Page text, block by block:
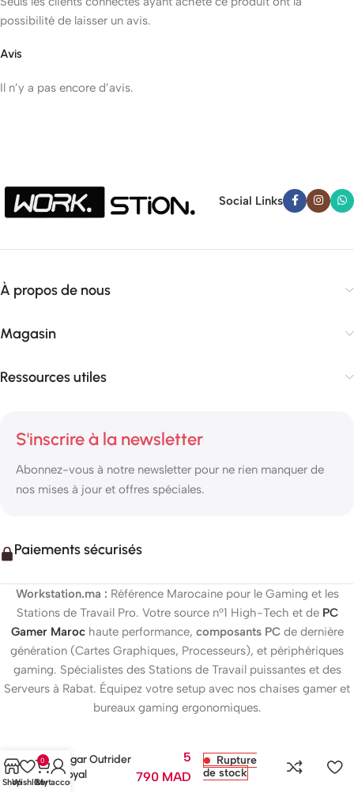
Avis
Il n’y a pas encore d’avis.
possibilité de laisser un avis.
Social Links
À propos de nous
Magasin
Ressources utiles
S'inscrire à la newsletter
Abonnez-vous à notre newsletter pour ne rien manquer de
nos mises à jour et offres spéciales.
Paiements sécurisés
Workstation.ma : Référence Marocaine pour le Gaming et les
Stations de Travail Pro. Votre source n°1 High-Tech et de PC
Gamer Marochaute performance, composants PCde dernière
génération (Cartes Graphiques, Processeurs), et périphériques
gaming. Spécialistes des Stations de Travail puissantes et des
Serveurs à Rabat. Équipez votre setup avec nos chaises gamer et
bureaux gaming ergonomiques.
Cougar Outrider
S Royal
5
790 MAD
Rupture
de stock
ShopWishlist
0
Cart
My account